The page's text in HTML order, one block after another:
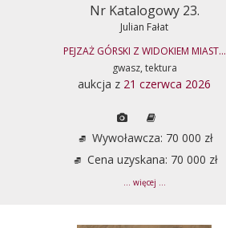
Nr Katalogowy 23.
Julian Fałat
PEJZAŻ GÓRSKI Z WIDOKIEM MIAST...
gwasz, tektura
aukcja z 21 czerwca 2026
Wywoławcza: 70 000 zł
Cena uzyskana: 70 000 zł
... więcej ...